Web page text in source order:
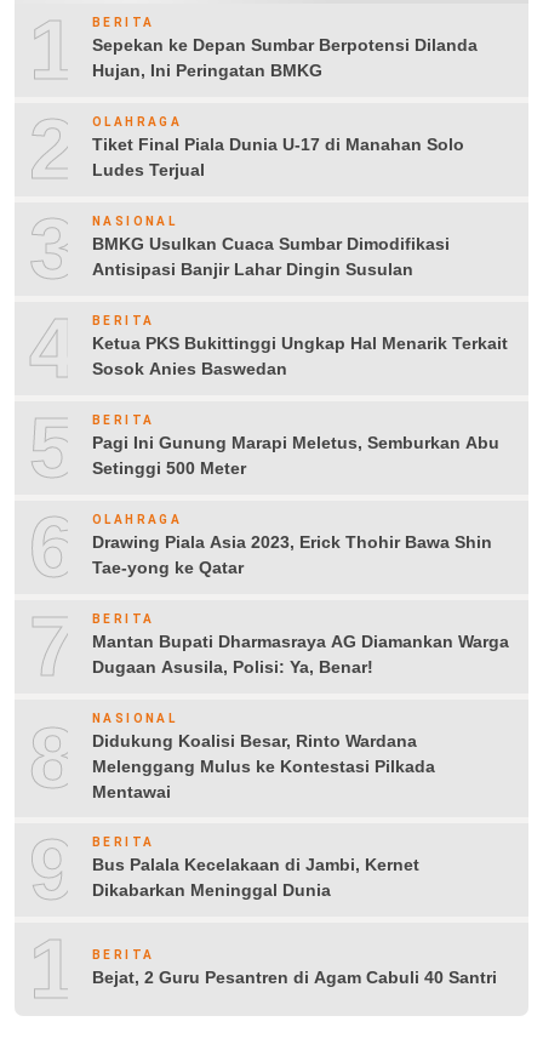
1 BERITA
Sepekan ke Depan Sumbar Berpotensi Dilanda
Hujan, Ini Peringatan BMKG
2 OLAHRAGA
Tiket Final Piala Dunia U-17 di Manahan Solo
Ludes Terjual
3 NASIONAL
BMKG Usulkan Cuaca Sumbar Dimodifikasi
Antisipasi Banjir Lahar Dingin Susulan
4 BERITA
Ketua PKS Bukittinggi Ungkap Hal Menarik Terkait
Sosok Anies Baswedan
5 BERITA
Pagi Ini Gunung Marapi Meletus, Semburkan Abu
Setinggi 500 Meter
6 OLAHRAGA
Drawing Piala Asia 2023, Erick Thohir Bawa Shin
Tae-yong ke Qatar
7 BERITA
Mantan Bupati Dharmasraya AG Diamankan Warga
Dugaan Asusila, Polisi: Ya, Benar!
8 NASIONAL
Didukung Koalisi Besar, Rinto Wardana
Melenggang Mulus ke Kontestasi Pilkada
Mentawai
9 BERITA
Bus Palala Kecelakaan di Jambi, Kernet
Dikabarkan Meninggal Dunia
10BERITA
Bejat, 2 Guru Pesantren di Agam Cabuli 40 Santri